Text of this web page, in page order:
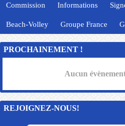
Commission Informations
Beach-Volley Groupe France
PROCHAINEMENT !
Aucun
REJOIGNEZ-NOUS!